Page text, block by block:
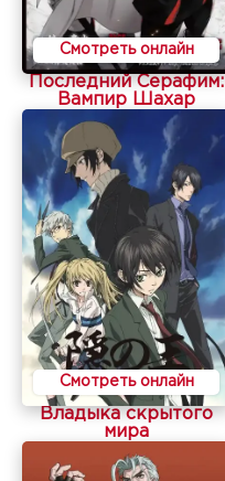
Смотреть онлайн
Последний Серафим:
Вампир Шахар
Смотреть онлайн
Владыка скрытого
мира